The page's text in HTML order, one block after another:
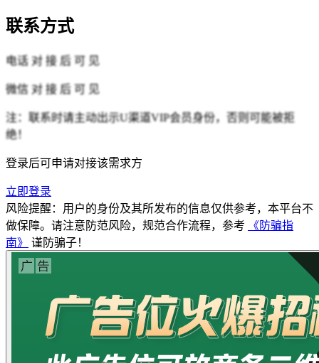
联系方式
电话 对 接 后 可 见
微信 对 接 后 可 见
注：联系时请主动出示U渠道VIP会员身份，否则可能被拒
绝！
登录后可申请对接该需求方
立即登录
风险提醒：用户的身份及其所发布的信息仅供参考，本平台不
做保障。请注意防范风险，规范合作流程，参考
《防骗指
南》
谨防骗子！